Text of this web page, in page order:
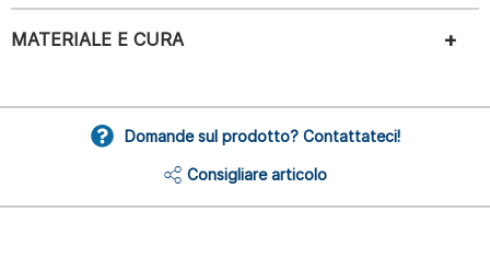
MATERIALE E CURA
Domande sul prodotto? Contattateci!
Consigliare articolo